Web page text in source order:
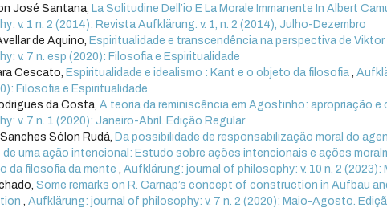
José Santana, La Solitudine Dell’io E La Morale Immanente In Albert
v. 1 n. 2 (2014): Revista Aufklärung. v. 1, n. 2 (2014), Julho-Dezembro
de Aquino, Espiritualidade e transcendência na perspectiva de
v. 7 n. esp (2020): Filosofia e Espiritualidade
Cescato, Espiritualidade e idealismo : Kant e o objeto da filosofia,
Filosofia e Espiritualidade
da Costa,A teoria da reminiscência em Agostinho: apropriação e
v. 7 n. 1 (2020): Janeiro-Abril. Edição Regular
Sólon Rudá, Da possibilidade de responsabilização moral do
de uma ação intencional: Estudo sobre ações intencionais e ações
da filosofia da mente,Aufklärung: journal of philosophy: v. 10 n. 2
Some remarks on R. Carnap’s concept of construction in Aufbau
,Aufklärung: journal of philosophy: v. 7 n. 2 (2020): Maio-Agosto.